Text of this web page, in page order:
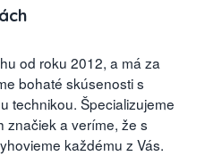
od roku 2012, a má za
bohaté skúsenosti s
technikou. Špecializujeme
značiek a veríme, že s
každému z Vás.